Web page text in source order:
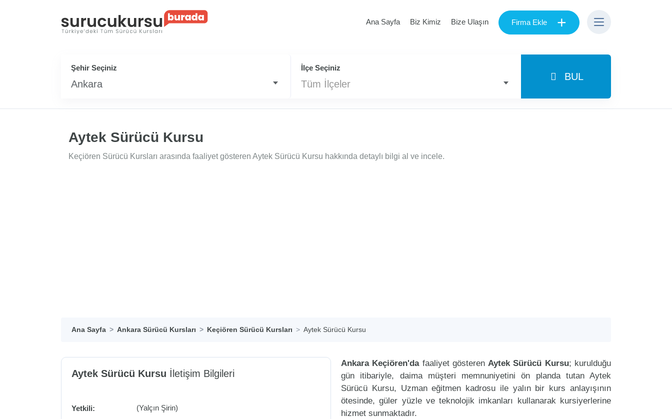
Ana Sayfa Biz Kimiz Bize Ulaşın Firma Ekle +
Şehir Seçiniz
Ankara
İlçe Seçiniz
Tüm İlçeler
BUL
Aytek Sürücü Kursu
Keçiören Sürücü Kursları arasında faaliyet gösteren Aytek Sürücü Kursu hakkında detaylı bilgi al ve incele.
Ana Sayfa Ankara Sürücü Kursları Keçiören Sürücü Kursları Aytek Sürücü Kursu
Aytek Sürücü Kursu İletişim Bilgileri
Yetkili: (Yalçın Şirin)
Ankara Keçiören'dafaaliyet gösterenAytek Sürücü Kursu; kurulduğu
gün itibariyle, daima müşteri memnuniyetini ön planda tutan Aytek
Sürücü Kursu, Uzman eğitmen kadrosu ile yalın bir kurs anlayışının
ötesinde, güler yüzle ve teknolojik imkanları kullanarak kursiyerlerine
hizmet sunmaktadır.